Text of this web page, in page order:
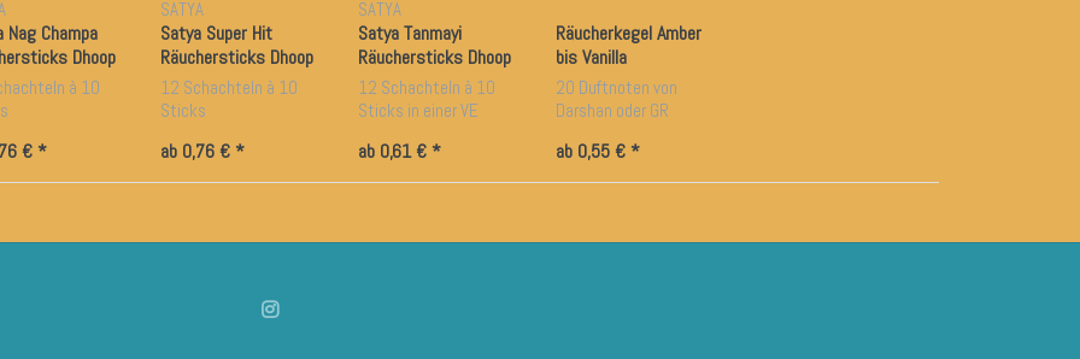
Nag Champa
Dhoop
à 10
Kegelhalter
€ *
SATYA
Satya Super Hit
Räuchersticks Dhoop
Sticks
12 Schachteln à 10
Sticks
einem Kegelhalter
ab 0,76 € *
SATYA
Satya Tanmayi
Räuchersticks Dhoop
Sticks
12 Schachteln à 10
Sticks in einer VE
Kegelhalter
ab 0,61 € *
Räucherkegel Amber
bis Vanilla
20 Duftnoten von
Darshan oder GR
ab 0,55 € *